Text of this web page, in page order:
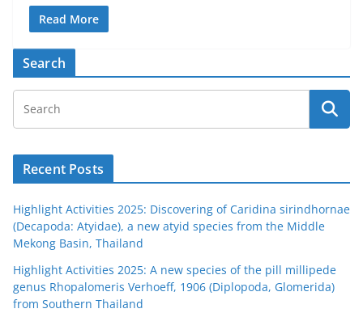
Read More
Search
Recent Posts
Highlight Activities 2025: Discovering of Caridina sirindhornae
(Decapoda: Atyidae), a new atyid species from the Middle
Mekong Basin, Thailand
Highlight Activities 2025: A new species of the pill millipede
genus Rhopalomeris Verhoeff, 1906 (Diplopoda, Glomerida)
from Southern Thailand